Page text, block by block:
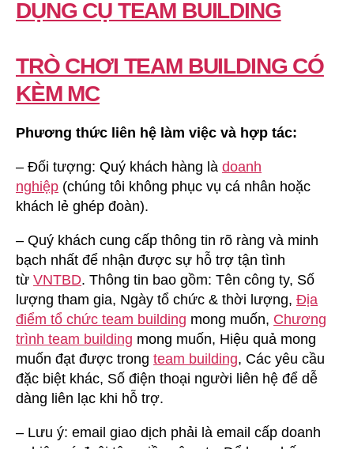
DỤNG CỤ TEAM BUILDING
TRÒ CHƠI TEAM BUILDING CÓ
KÈM MC
Phương thức liên hệ làm việc và hợp tác:
– Đối tượng: Quý khách hàng là doanh
nghiệp (chúng tôi không phục vụ cá nhân hoặc
khách lẻ ghép đoàn).
– Quý khách cung cấp thông tin rõ ràng và minh
bạch nhất để nhận được sự hỗ trợ tận tình
từ VNTBD. Thông tin bao gồm: Tên công ty, Số
lượng tham gia, Ngày tổ chức & thời lượng, Địa
điểm tổ chức team building mong muốn, Chương
trình team building mong muốn, Hiệu quả mong
muốn đạt được trong team building, Các yêu cầu
đặc biệt khác, Số điện thoại người liên hệ để dễ
dàng liên lạc khi hỗ trợ.
– Lưu ý: email giao dịch phải là email cấp doanh